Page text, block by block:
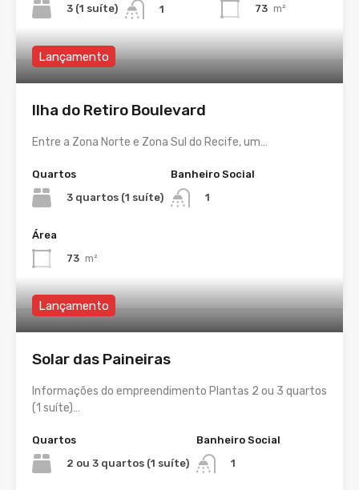
3 (1 suíte) 1 73 m²
Lançamento
Ilha do Retiro Boulevard
Entre a Zona Norte e Zona Sul do Recife, um…
Quartos
3 quartos (1 suíte)
Banheiro Social
1
Área
73 m²
Lançamento
Solar das Paineiras
Informações do empreendimento Plantas 2 ou 3 quartos
(1 suíte)…
Quartos
2 ou 3 quartos (1 suíte)
Banheiro Social
1